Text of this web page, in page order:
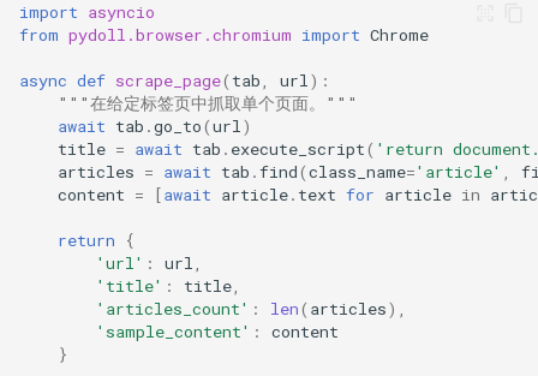
import asyncio
from pydoll.browser.chromium import Chrome
async def scrape_page( tab, url):
"""在给定标签页中抓取单个页面。"""
await tab .go_to(url)
title = await tab . execute_script( 'return
articles = await tab .find(class_name='article' ,
content = [await article. text for article in
return
{
'url' : url,
'title' : title,
'articles_count' : len( articles),
'sample_content' :
content
}